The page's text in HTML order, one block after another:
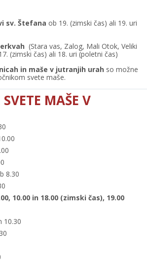
sv. Štefana ob 19. (zimski čas) ali 19. uri
(Stara vas, Zalog, Mali Otok, Veliki
(zimski čas) ali 18. uri (poletni čas)
in maše v jutranjih urah so možne
svete maše.
SVETE MAŠE V
8.30
10.00 in 18.00 (zimski čas), 19.00
10.30